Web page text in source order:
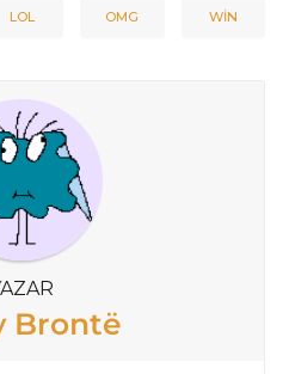
LOL OMG WIN
Brontё